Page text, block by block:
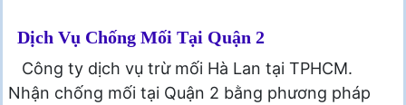
Dịch Vụ Chống Mối Tại Quận 2
Công ty dịch vụ trừ mối Hà Lan tại TPHCM.
Nhận chống mối tại Quận 2 bằng phương pháp